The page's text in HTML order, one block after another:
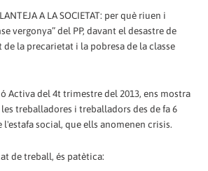
A LA SOCIETAT: per què riuen i
vergonya” del PP, davant el desastre de
la precarietat i la pobresa de la classe
Activa del 4t trimestre del 2013, ens mostra
treballadores i treballadors des de fa 6
social, que ells anomenen crisis.
de treball, és patètica: